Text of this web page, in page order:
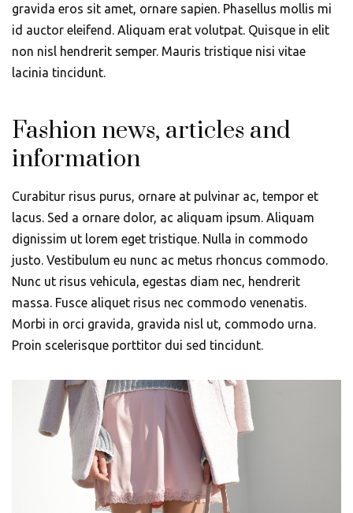
gravida eros sit amet, ornare sapien. Phasellus mollis mi
id auctor eleifend. Aliquam erat volutpat. Quisque in elit
non nisl hendrerit semper. Mauris tristique nisi vitae
lacinia tincidunt.
Fashion news, articles and
information
Curabitur risus purus, ornare at pulvinar ac, tempor et
lacus. Sed a ornare dolor, ac aliquam ipsum. Aliquam
dignissim ut lorem eget tristique. Nulla in commodo
justo. Vestibulum eu nunc ac metus rhoncus commodo.
Nunc ut risus vehicula, egestas diam nec, hendrerit
massa. Fusce aliquet risus nec commodo venenatis.
Morbi in orci gravida, gravida nisl ut, commodo urna.
Proin scelerisque porttitor dui sed tincidunt.